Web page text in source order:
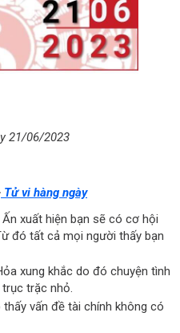
21/06/2023
Tử vi hàng ngày
xuất hiện bạn sẽ có cơ hội
đó tất cả mọi người thấy bạn
xung khắc do đó chuyện tình
trặc nhỏ.
vấn đề tài chính không có